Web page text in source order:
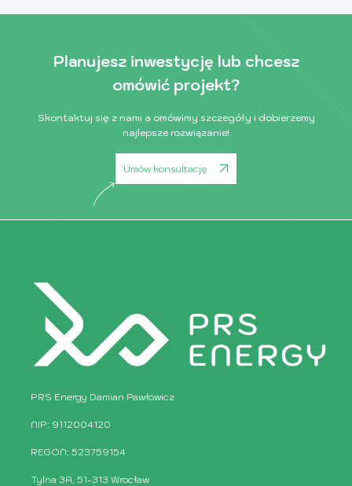
Planujesz inwestycję lub chcesz
omówić projekt?
Skontaktuj się z nami a omówimy szczegóły i dobierzemy
najlepsze rozwiązanie!
Umów konsultację
PRS Energy Damian Pawłowicz
NIP: 9112004120
REGON: 523759154
Tylna 3A, 51-313 Wrocław